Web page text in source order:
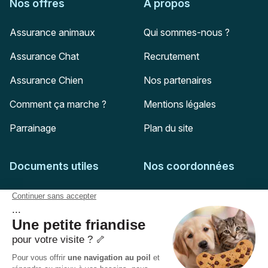
Nos offres
Assurance animaux
Assurance Chat
Assurance Chien
Comment ça marche ?
Parrainage
À propos
Qui sommes-nous ?
Recrutement
Nos partenaires
Mentions légales
Plan du site
Documents utiles
Feuille de soins
Conditions générales
Politique de confidentialité
Nos coordonnées
51-55 rue Hoche
94767
Ivry-sur-Seine
Pas encore client ?
Mail :
adhesion@assuropoil.com